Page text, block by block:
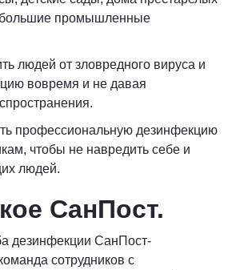
большие промышленные
людей от зловредного вируса и
вовремя и не давая
профессиональную дезинфекцию
чтобы не навредить себе и
людей.
СанПост.
дезинфекции СанПост-
сотрудников с